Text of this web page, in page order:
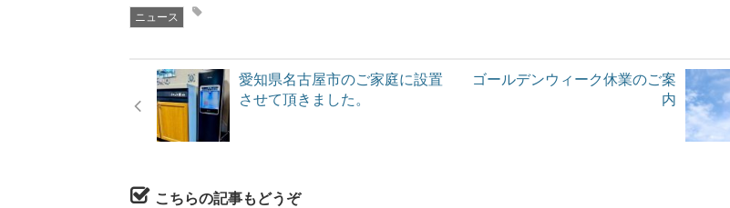
ニュース
愛知県名古屋市のご家庭に設置
させて頂きました。
ゴールデンウィーク休業のご案
内
こちらの記事もどうぞ